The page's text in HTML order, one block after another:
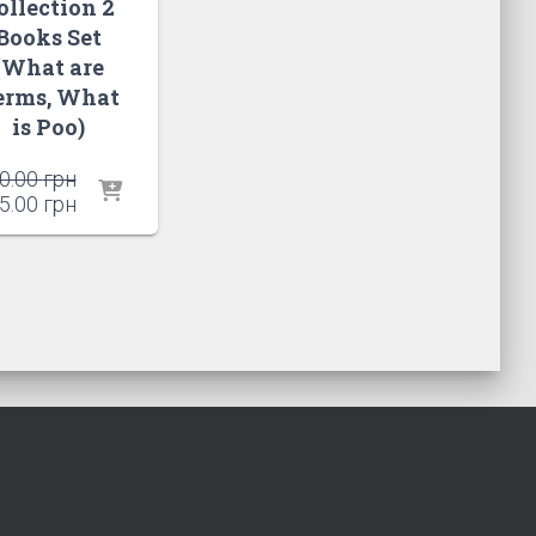
2
Set
are
What
is Poo)
грнОригінальна
ціна:
580.00 грн.
грнПоточна